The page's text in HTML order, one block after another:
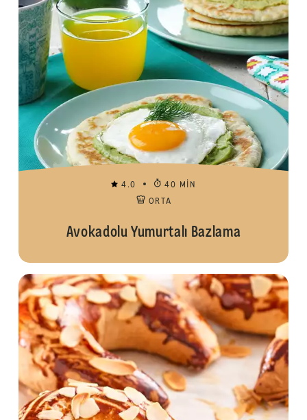
4.0
40 MIN
ORTA
Avokadolu Yumurtalı Bazlama